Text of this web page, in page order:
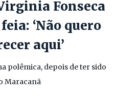
Fonseca
‘Não quero
aqui’
polêmica, depois de ter sido
Maracanã